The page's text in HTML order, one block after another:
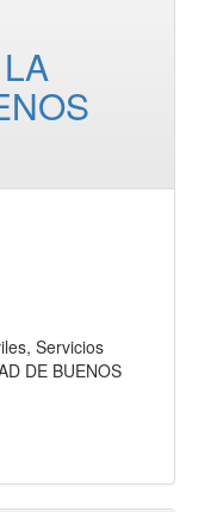
Servicios
DE BUENOS